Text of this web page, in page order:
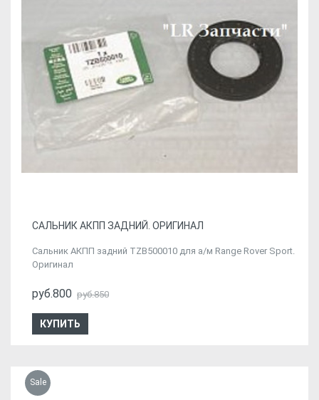
САЛЬНИК АКПП ЗАДНИЙ. ОРИГИНАЛ
Сальник АКПП задний TZB500010 для а/м Range Rover Sport.
Оригинал
руб.800 руб.850
КУПИТЬ
Sale